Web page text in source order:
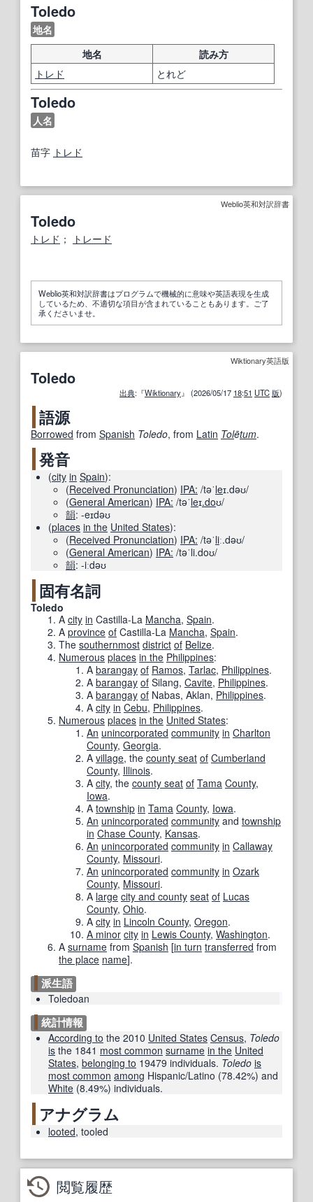
Toledo
地名
地名
読み方
トレド
とれど
Toledo
人名
苗字 トレド
Weblio英和対訳辞書
Toledo
トレド ； トレード
Weblio英和対訳辞書はプログラムで機械的に意味や英語表現を生成
しているため、不適切な項目が含まれていることもあります。ご了
承くださいませ。
Wiktionary英語版
Toledo
出典:『Wiktionary』 (2026/05/17 18:51 UTC 版)
語源
Borrowed from Spanish Toledo, from Latin Tolētum.
発音
(city in Spain):
(Received Pronunciation) IPA: /təˈleɪ.dəʊ/
(General American) IPA: /təˈleɪ.doʊ/
韻: -eɪdəʊ
(places in the United States):
(Received Pronunciation) IPA: /təˈliː.dəʊ/
(General American) IPA: /təˈli.doʊ/
韻: -iːdəʊ
固有名詞
Toledo
A city in Castilla-La Mancha, Spain.
A province of Castilla-La Mancha, Spain.
The southernmost district of Belize.
Numerous places in the Philippines:
A barangay of Ramos, Tarlac, Philippines.
A barangay of Silang, Cavite, Philippines.
A barangay of Nabas, Aklan, Philippines.
A city in Cebu, Philippines.
Numerous places in the United States:
An unincorporated community in Charlton
County, Georgia.
A village, the county seat of Cumberland
County, Illinois.
A city, the county seat of Tama County,
Iowa.
A township in Tama County, Iowa.
An unincorporated community and township
in Chase County, Kansas.
An unincorporated community in Callaway
County, Missouri.
An unincorporated community in Ozark
County, Missouri.
A large city and county seat of Lucas
County, Ohio.
A city in Lincoln County, Oregon.
A minor city in Lewis County, Washington.
A surname from Spanish [in turn transferred from
the place name].
派生語
Toledoan
統計情報
According to the 2010 United States Census, Toledo
is the 1841 most common surname in the United
States, belonging to 19479 individuals. Toledo is
most common among Hispanic/Latino (78.42%) and
White (8.49%) individuals.
アナグラム
looted, tooled
閲覧履歴